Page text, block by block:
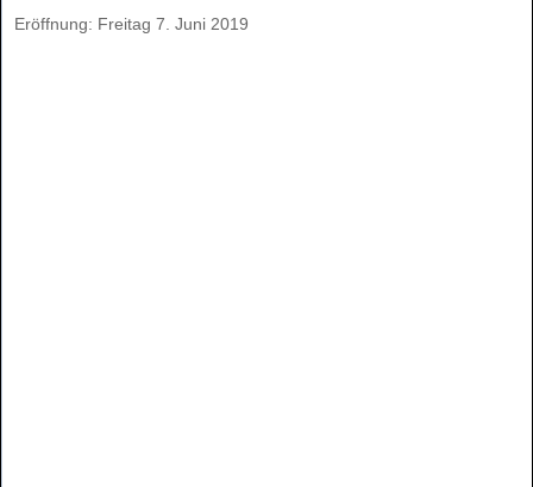
Eröffnung: Freitag 7. Juni 2019